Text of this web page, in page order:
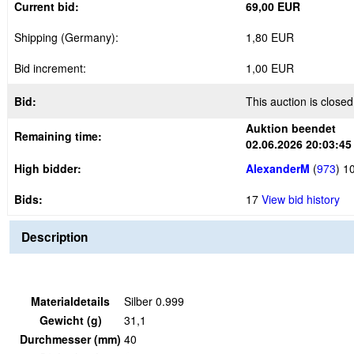
Current bid:
69,00 EUR
Shipping (Germany):
1,80 EUR
Bid increment:
1,00 EUR
Bid: This auction is
Remaining time:
Auktion beendet
02.06.2026 20:03:45
High bidder:
AlexanderM (973)
Bids:
17 View bid history
Description
Materialdetails
Silber 0.999
Gewicht (g)
31,1
Durchmesser (mm) 40